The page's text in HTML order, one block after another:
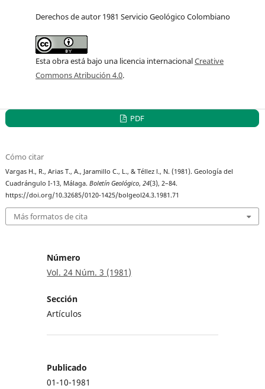
Derechos de autor 1981 Servicio Geológico Colombiano
Esta obra está bajo una licencia internacionalCreative
Commons Atribución 4.0.
PDF
Cómo citar
Vargas H., R., Arias T., A., Jaramillo C., L., & Téllez l., N. (1981). Geología del
Cuadrángulo I-13, Málaga.Boletín Geológico,24(3), 2–84.
https://doi.org/10.32685/0120-1425/bolgeol24.3.1981.71
Más formatos de cita
Número
Vol. 24 Núm. 3 (1981)
Sección
Artículos
Publicado
01-10-1981